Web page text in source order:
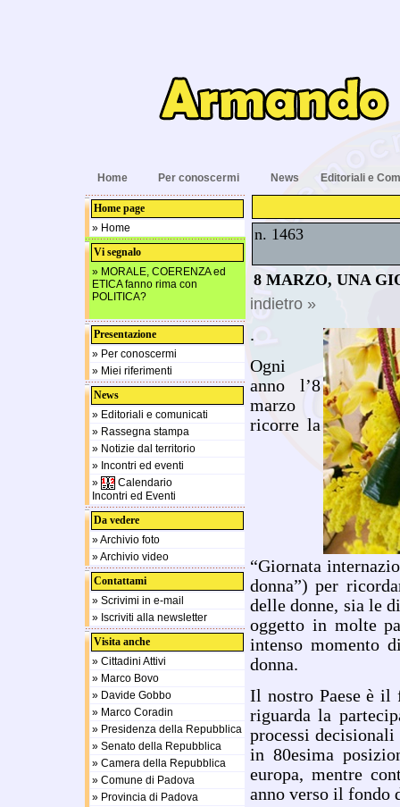
Home Per conoscermi News Editoriali e
Home page
» Home
Vi segnalo
» MORALE, COERENZA ed
ETICA fanno rima con
POLITICA?
Presentazione
» Per conoscermi
» Miei riferimenti
News
» Editoriali e comunicati
» Rassegna stampa
» Notizie dal territorio
» Incontri ed eventi
»
Calendario
Incontri ed Eventi
Da vedere
» Archivio foto
» Archivio video
Contattami
» Scrivimi in e-mail
» Iscriviti alla newsletter
Visita anche
» Cittadini Attivi
» Marco Bovo
» Davide Gobbo
» Marco Coradin
» Presidenza della Repubblica
» Senato della Repubblica
» Camera della Repubblica
» Comune di Padova
» Provincia di Padova
n. 1463
8 MARZO, UNA
indietro »
.
Ogni
anno l’8
marzo
ricorre la
“Giornata
donna”) per
delle donne, sia le
oggetto in molte
intenso momento
donna.
Il nostro Paese è il
riguarda la
processi
in 80esima
europa, mentre
anno verso il fondo